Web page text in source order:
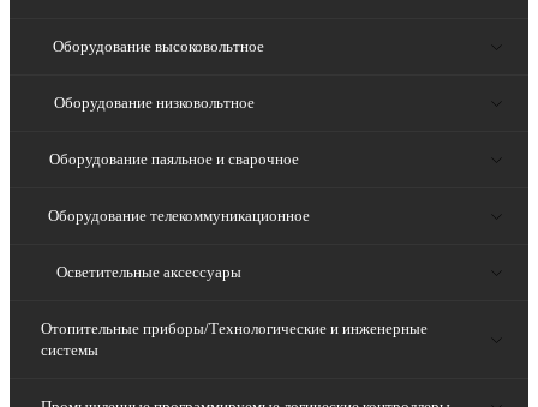
Оборудование высоковольтное
Оборудование низковольтное
Оборудование паяльное и сварочное
Оборудование телекоммуникационное
Осветительные аксессуары
Отопительные приборы/Технологические и инженерные
системы